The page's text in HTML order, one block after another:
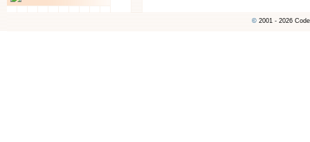
© 2001 - 2026